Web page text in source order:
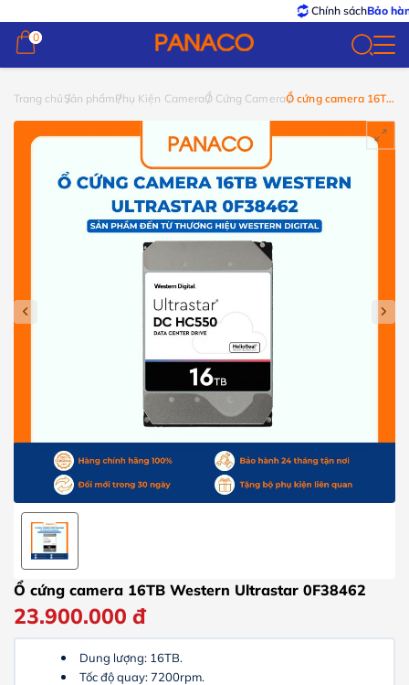
Chính sáchBảo hành –
0
0
Trang chủ Sản phẩmPhụ Kiện CameraỔ Cứng CameraỔ cứng camera 16TB
Ổ cứng camera 16TB Western Ultrastar 0F38462
23.900.000 đ
Dung lượng: 16TB.
Tốc độ quay: 7200rpm.